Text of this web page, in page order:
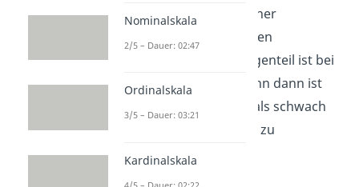
spricht man also von einer
interindividuell objektiven
Untersuchung. Das Gegenteil ist bei
Uneinigkeit der Fall, denn dann ist
die Untersuchung nur als schwach
interindividuell objektiv zu
kategorisieren.
Nominalskala
2/5 – Dauer: 02:47
Ordinalskala
3/5 – Dauer: 03:21
Kardinalskala